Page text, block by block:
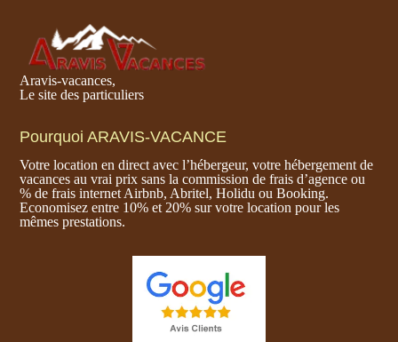
Aravis-vacances,
Le site des particuliers
Pourquoi ARAVIS-VACANCE
Votre location en direct avec l’hébergeur, votre hébergement de
vacances au vrai prix sans la commission de frais d’agence ou
% de frais internet Airbnb, Abritel, Holidu ou Booking.
Economisez entre 10% et 20% sur votre location pour les
mêmes prestations.